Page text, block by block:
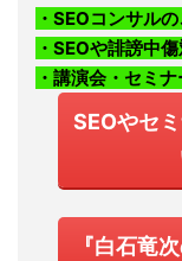
・SEOコンサル
・SEOや誹謗中
・講演会・セミ
SEOやセ
『白石竜